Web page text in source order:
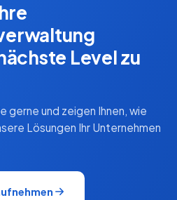
Level zu
gerne und zeigen Ihnen, wie
Lösungen Ihr Unternehmen